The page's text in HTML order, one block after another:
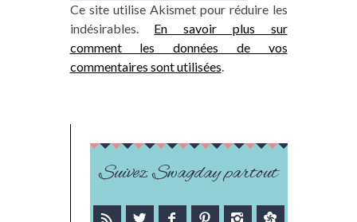
Ce site utilise Akismet pour réduire les
indésirables. En savoir plus sur
comment les données de vos
commentaires sont utilisées
Suivez Swagday partout